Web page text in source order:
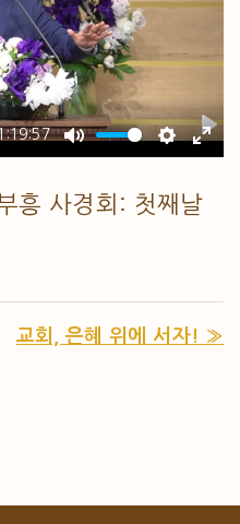
MUTE
흥 사경회: 첫째날
교회, 은혜 위에 서자! »